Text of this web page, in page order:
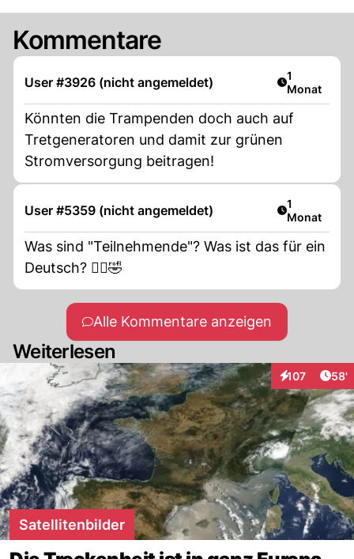
Kommentare
User #3926 (nicht angemeldet) Artikel
1
Monat
Könnten die Trampenden doch auch auf
Tretgeneratoren und damit zur grünen
Stromversorgung beitragen!
User #5359 (nicht angemeldet) Artikel
1
Monat
Was sind "Teilnehmende"? Was ist das für ein
Deutsch? 🤦‍♀️🤣
Alle Kommentare anzeigen
Weiterlesen
107
Interaktionen
58'
Satellitenbilder